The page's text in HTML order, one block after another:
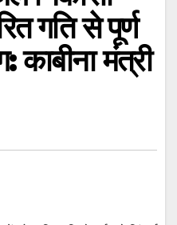
गति से पूर्ण
काबीना मंत्री